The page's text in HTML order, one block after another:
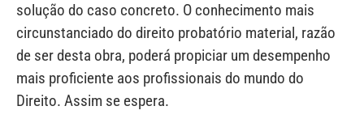
solução do caso concreto. O conhecimento mais
circunstanciado do direito probatório material, razão
de ser desta obra, poderá propiciar um desempenho
mais proficiente aos profissionais do mundo do
Direito. Assim se espera.